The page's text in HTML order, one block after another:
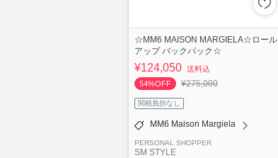
☆MM6 MAISON MARGIELA☆ロール
アップ バックパック☆
¥124,050 送料込
54%OFF
¥275,000
関税負担なし
MM6 Maison Margiela
PERSONAL SHOPPER
SM STYLE